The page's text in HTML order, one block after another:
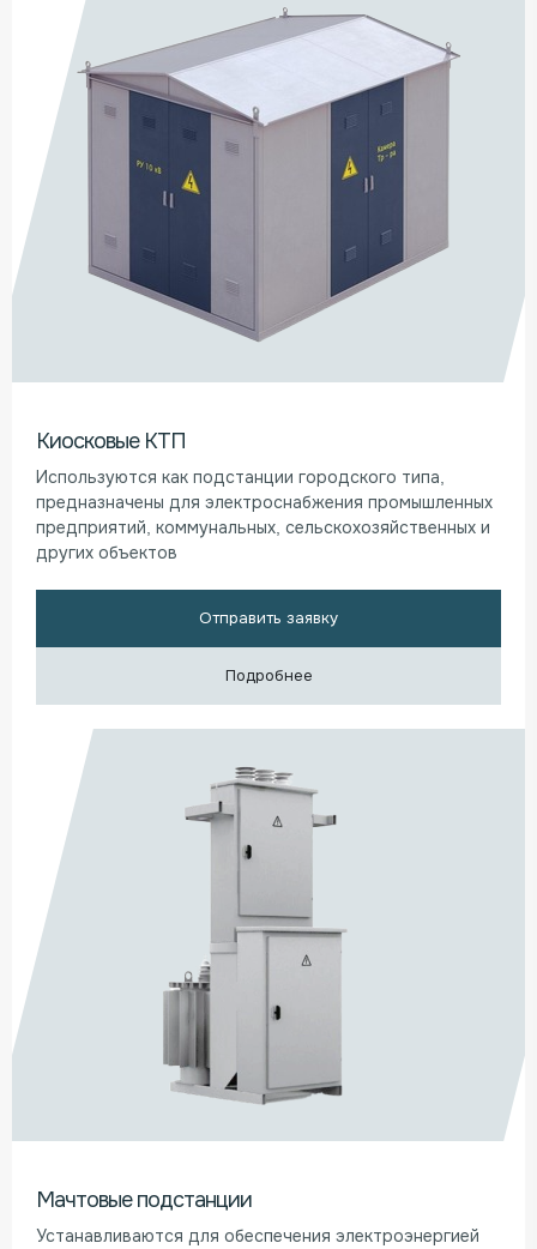
Киосковые КТП
Используются как подстанции городского типа,
предназначены для электроснабжения промышленных
предприятий, коммунальных, сельскохозяйственных и
других объектов
Отправить заявку
Подробнее
Мачтовые подстанции
Устанавливаются для обеспечения электроэнергией